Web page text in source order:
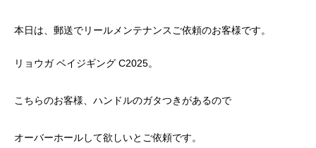
本日は、郵送でリールメンテナンスご依頼のお客様です。
リョウガ ベイジギング C2025。
こちらのお客様、ハンドルのガタつきがあるので
オーバーホールして欲しいとご依頼です。